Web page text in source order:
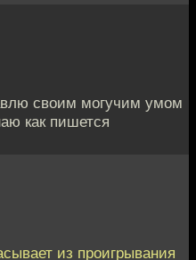
своим могучим умом
как пишется
из проигрывания